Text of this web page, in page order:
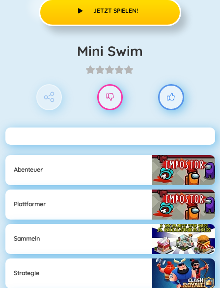
JETZT SPIELEN!
Mini Swim
Abenteuer
Plattformer
Sammeln
Strategie